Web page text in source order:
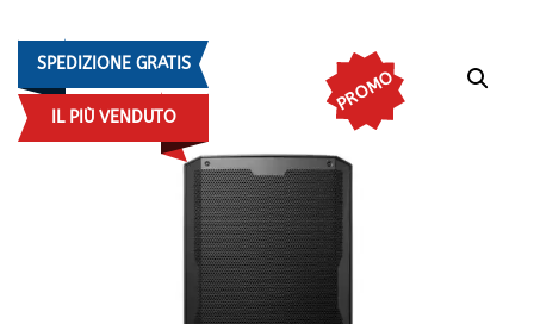
SPEDIZIONE GRATIS
IL PIÙ VENDUTO
PROMO